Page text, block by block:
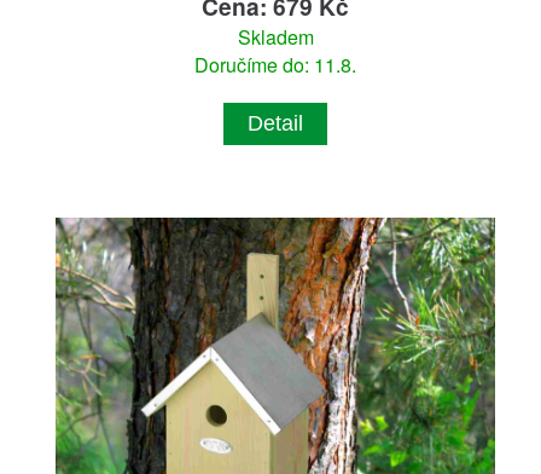
Skladem
Doručíme do: 11.8.
Detail